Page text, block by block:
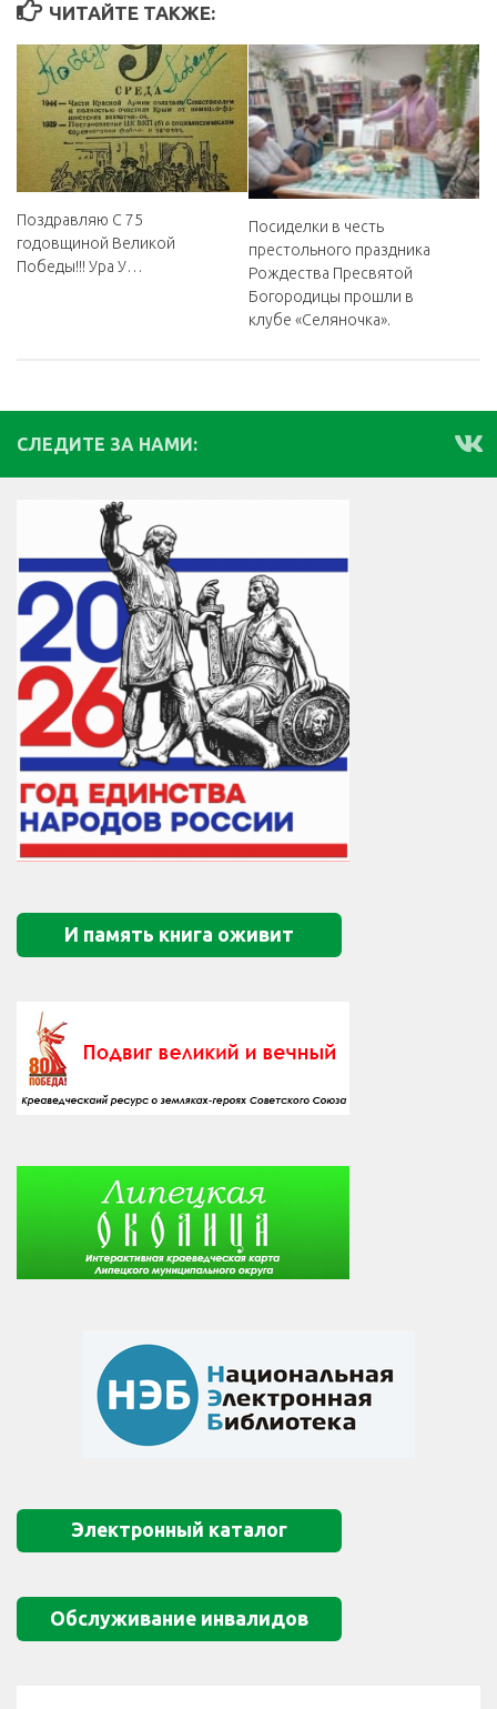
ЧИТАЙТЕ ТАКЖЕ:
Поздравляю С 75
годовщиной Великой
Победы!!! Ура У…
Посиделки в честь
престольного праздника
Рождества Пресвятой
Богородицы прошли в
клубе «Селяночка».
СЛЕДИТЕ ЗА НАМИ:
И память книга оживит
Электронный каталог
Обслуживание инвалидов